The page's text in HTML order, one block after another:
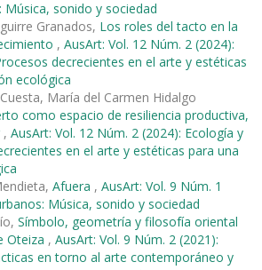
Música, sonido y sociedad
Granados, Los roles del tacto en la
, AusArt: Vol. 12 Núm. 2 (2024):
decrecientes en el arte y estéticas
ecológica
María del Carmen Hidalgo
como espacio de resiliencia productiva,
, AusArt: Vol. 12 Núm. 2 (2024): Ecología y
en el arte y estéticas para una
Afuera , AusArt: Vol. 9 Núm. 1
Música, sonido y sociedad
Símbolo, geometría y filosofía oriental
Oteiza , AusArt: Vol. 9 Núm. 2 (2021):
en torno al arte contemporáneo y